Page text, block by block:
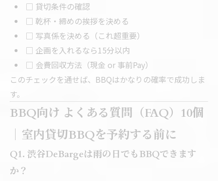
□ 貸切条件の確認
□ 乾杯・締めの挨拶を決める
□ 写真係を決める（これ超重要）
□ 企画を入れるなら15分以内
□ 会費回収方法（現金 or 事前Pay）
このチェックを通せば、BBQはかなりの確率で成功しま
す。
BBQ向け よくある質問（FAQ）10個
｜室内貸切BBQを予約する前に
Q1. 渋谷DeBargeは雨の日でもBBQできます
か？